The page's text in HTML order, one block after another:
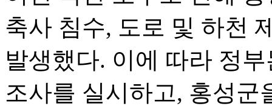
축사 침수, 도로 및 하천
발생했다. 이에 따라 정
조사를 실시하고, 홍성